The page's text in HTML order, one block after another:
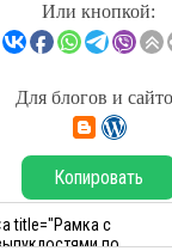
Или кнопкой:
Для блогов и
Копировать